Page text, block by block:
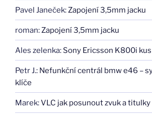
Pavel Janeček:Zapojení 3,5mm jacku
roman:Zapojení 3,5mm jacku
Ales zelenka: Sony Ericsson K800i
Petr J.: Nefunkční centrál bmw e46 –
klíče
Marek:VLC jak posunout zvuk a